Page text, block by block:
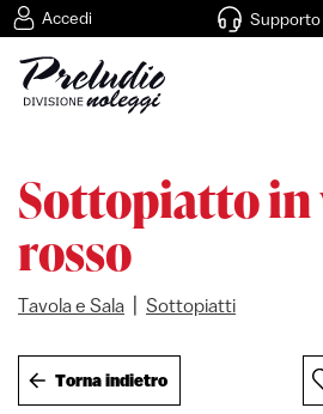
Accedi Supporto
Sottopiatto
rosso
Tavola e Sala Sottopiatti
Torna indietro